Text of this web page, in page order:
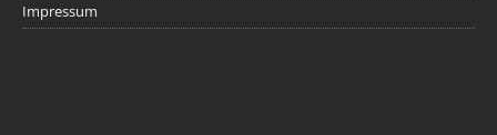
Impressum